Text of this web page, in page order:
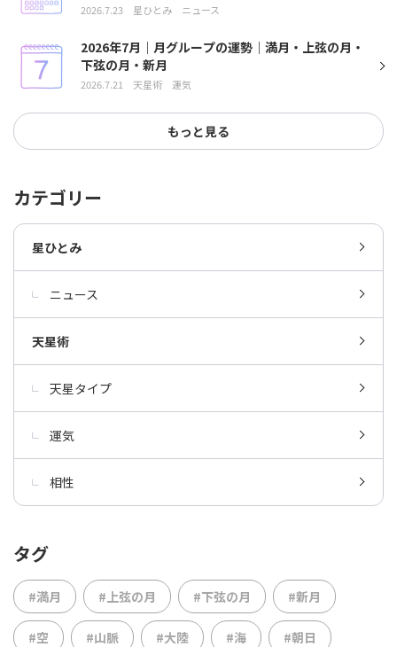
2026.7.23 星ひとみ ニュース
2026年7月｜月グループの運勢｜満月・上弦の月・
下弦の月・新月
2026.7.21 天星術 運気
もっと見る
カテゴリー
星ひとみ
ニュース
天星術
天星タイプ
運気
相性
タグ
#満月 #上弦の月 #下弦の月 #新月
#空 #山脈 #大陸 #海 #朝日